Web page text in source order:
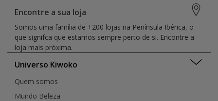
Encontre a sua loja
Somos uma família de +200 lojas na Península Ibérica, o
que signifca que estamos sempre perto de si. Encontre a
loja mais próxima.
Universo Kiwoko
Quem somos
Mundo Beleza